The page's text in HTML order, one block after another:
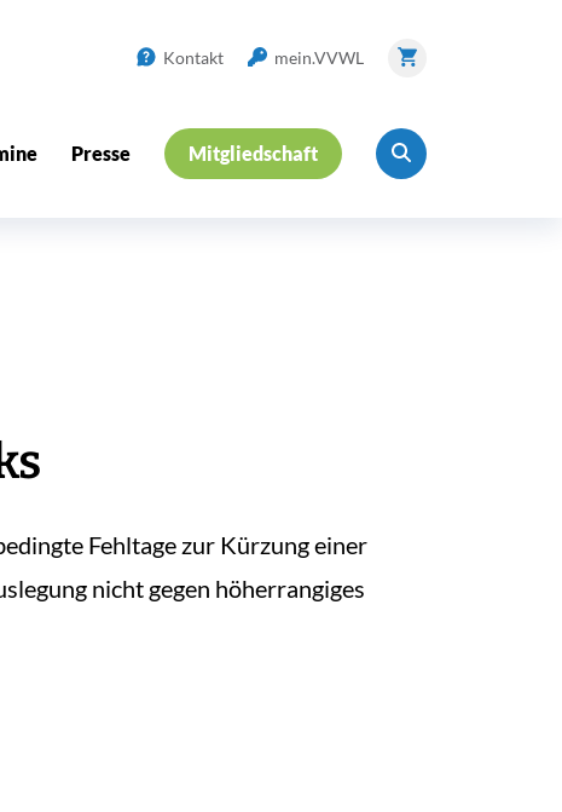
Kontakt mein.VVWL
Presse Mitgliedschaft
Fehltage zur Kürzung einer
nicht gegen höherrangiges